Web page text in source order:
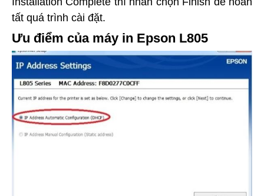
tất quá trình cài đặt.
Ưu điểm của máy in Epson L805